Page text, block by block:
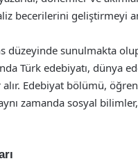
becerilerini geliştirmeyi
düzeyinde sunulmakta
Türk edebiyatı, dünya
Edebiyat bölümü,
zamanda sosyal